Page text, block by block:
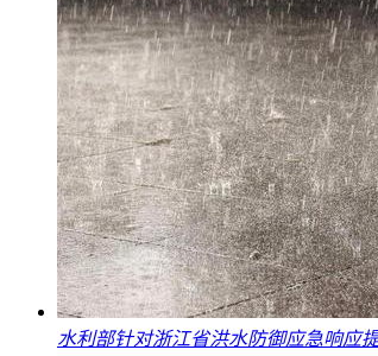
水利部针对浙江省洪水防御应急响应